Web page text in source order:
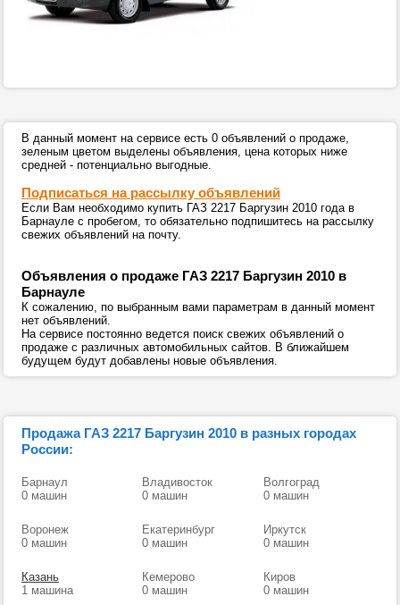
В данный момент на сервисе есть 0 объявлений о продаже,
зеленым цветом выделены объявления, цена которых ниже
средней - потенциально выгодные.
Подписаться на рассылку объявлений
Если Вам необходимо купить ГАЗ 2217 Баргузин 2010 года в
Барнауле с пробегом, то обязательно подпишитесь на рассылку
свежих объявлений на почту.
Объявления о продаже ГАЗ 2217 Баргузин 2010 в
Барнауле
К сожалению, по выбранным вами параметрам в данный момент
нет объявлений.
На сервисе постоянно ведется поиск свежих объявлений о
продаже с различных автомобильных сайтов. В ближайшем
будущем будут добавлены новые объявления.
Продажа ГАЗ 2217 Баргузин 2010 в разных городах
России:
Барнаул
0 машин
Владивосток
0 машин
Волгоград
0 машин
Воронеж
0 машин
Екатеринбург
0 машин
Иркутск
0 машин
Казань
1 машина
Кемерово
0 машин
Киров
0 машин